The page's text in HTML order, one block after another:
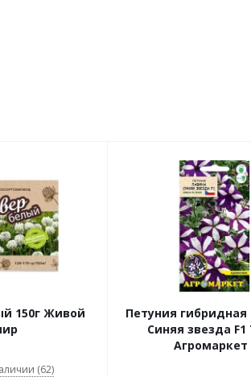
150г Живой
(62)
Петуния гибридная
Синяя звезда
Агромаркет